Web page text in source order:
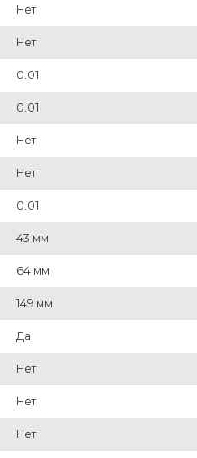
Нет
Нет
0.01
0.01
Нет
Нет
0.01
43 мм
64 мм
149 мм
Да
Нет
Нет
Нет